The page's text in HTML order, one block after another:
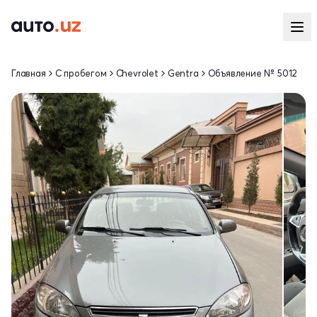
Главная С пробегом Chevrolet Gentra Объявление № 5012